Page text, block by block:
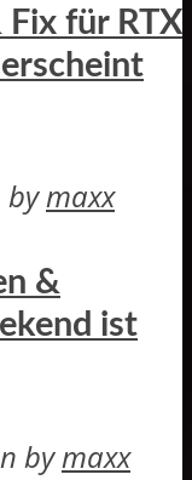
für RTX
bymaxx
&
ist
bymaxx